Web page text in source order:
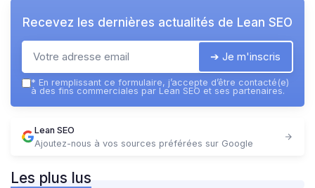
Recevez les dernières actualités de Lean SEO
➔ Je m'inscris
* En remplissant ce formulaire, j’accepte d’être contacté(e)
à des fins commerciales par Lean SEO et ses partenaires.
Lean SEO
Ajoutez-nous à vos sources préférées sur Google
Les plus lus